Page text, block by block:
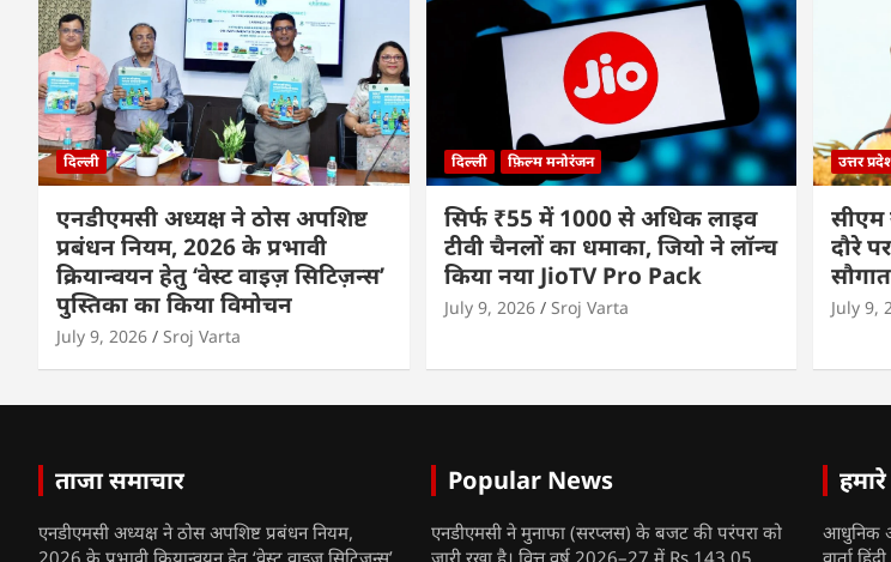
दिल्ली
एनडीएमसी अध्यक्ष ने ठोस अपशिष्ट
प्रबंधन नियम, 2026 के प्रभावी
क्रियान्वयन हेतु ‘वेस्ट वाइज़ सिटिज़न्स’
पुस्तिका का किया विमोचन
July 9, 2026 Sroj Varta
दिल्ली फ़िल्म मनोरंजन
सिर्फ ₹55 में 1000 से अधिक लाइव
टीवी चैनलों का धमाका, जियो ने लॉन्च
किया नया JioTV Pro Pack
July 9, 2026 Sroj Varta
उत्तर
सीएम
दौरे
सौगात
July 9,
ताजा समाचार
एनडीएमसी अध्यक्ष ने ठोस अपशिष्ट प्रबंधन नियम,
2026 के प्रभावी क्रियान्वयन हेतु ‘वेस्ट वाइज़ सिटिज़न्स’
Popular News
एनडीएमसी ने मुनाफा (सरप्लस) के बजट की परंपरा को
जारी रखा है। वित्त वर्ष 2026–27 में Rs.143.05
आधुनिक
वार्ता